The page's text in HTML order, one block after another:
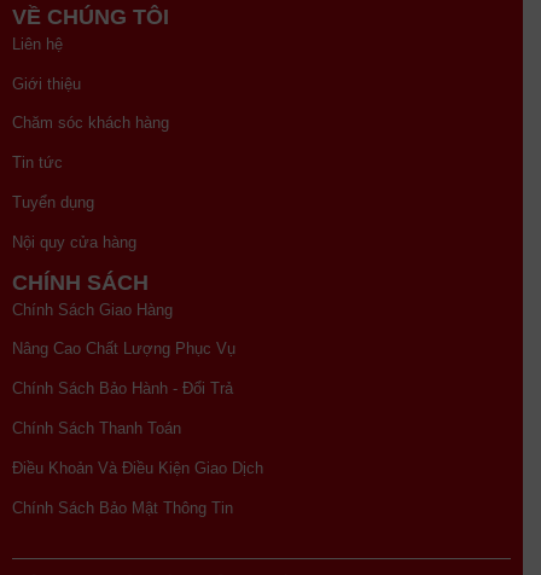
VỀ CHÚNG TÔI
Liên hệ
Giới thiệu
Chăm sóc khách hàng
Tin tức
Tuyển dụng
Nội quy cửa hàng
CHÍNH SÁCH
Chính Sách Giao Hàng
Nâng Cao Chất Lượng Phục Vụ
Chính Sách Bảo Hành - Đổi Trả
Chính Sách Thanh Toán
Điều Khoản Và Điều Kiện Giao Dịch
Chính Sách Bảo Mật Thông Tin